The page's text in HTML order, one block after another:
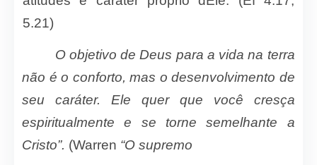
5.21)
O objetivo de Deus para a vida na terra
não é o conforto, mas o desenvolvimento de
seu caráter. Ele quer que você cresça
espiritualmente e se torne semelhante a
Cristo”. (Warren “O supremo